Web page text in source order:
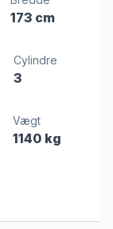
173 cm
Cylindre
3
Vægt
1140 kg